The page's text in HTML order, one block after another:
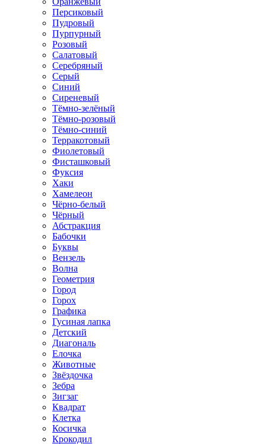
Персиковый
Пудровый
Пурпурный
Розовый
Салатовый
Серебряный
Серый
Синий
Сиреневый
Тёмно-зелёный
Тёмно-розовый
Тёмно-синий
Терракотовый
Фиолетовый
Фисташковый
Фуксия
Хаки
Хамелеон
Чёрно-белый
Чёрный
Абстракция
Бабочки
Буквы
Вензель
Волна
Геометрия
Город
Горох
Графика
Гусиная лапка
Детский
Диагональ
Елочка
Животные
Звёздочка
Зебра
Зигзаг
Квадрат
Клетка
Косичка
Крокодил